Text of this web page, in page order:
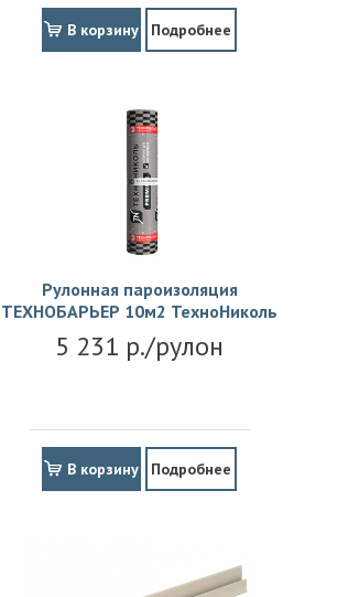
В корзину Подробнее
Рулонная пароизоляция
ТЕХНОБАРЬЕР 10м2 ТехноНиколь
5 231 р./рулон
В корзину Подробнее